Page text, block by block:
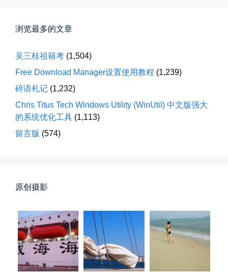
📅 04-25 21:39👤 Zairun
浏览最多的文章
吴三桂祖籍考 (1,504)
Free Download Manager设置使用教程 (1,239)
碎语札记 (1,232)
Chris Titus Tech Windows Utility (WinUtil) 中文版强大
的系统优化工具 (1,113)
留言版 (574)
原创摄影